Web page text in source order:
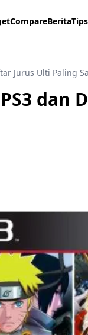
CompareBerita
Jurus Ulti Paling
dan